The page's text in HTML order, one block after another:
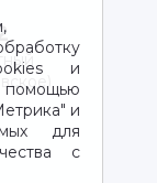
и
и
для
с